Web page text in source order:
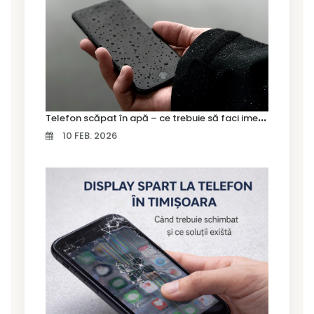
T
elefon scăpat în apă – ce trebuie să faci imediat și ce greșeli să eviți
10 FEB. 2026